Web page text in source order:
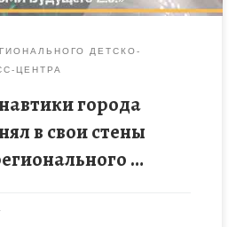
ДЕТСКО-
ЦЕНТРА
города
в свои стены
…